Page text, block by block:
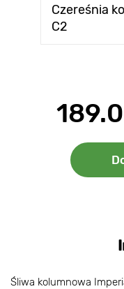
Czereśnia
C2
Śliwa kolumnowa